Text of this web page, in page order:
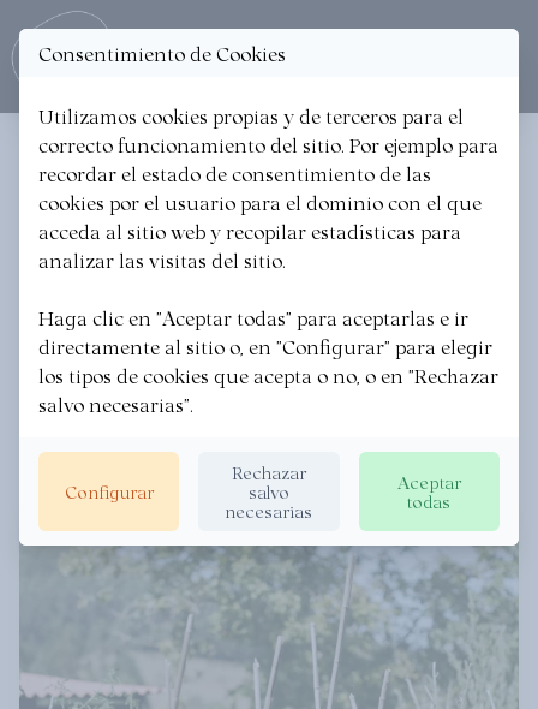
Filtrar
Ver en el mapa
60 resultados encontrados
Consentimiento de Cookies
Utilizamos cookies propias y de terceros para el
correcto funcionamiento del sitio. Por ejemplo para
recordar el estado de consentimiento de las
cookies por el usuario para el dominio con el que
acceda al sitio web y recopilar estadísticas para
analizar las visitas del sitio.
Haga clic en "Aceptar todas" para aceptarlas e ir
directamente al sitio o, en "Configurar" para elegir
los tipos de cookies que acepta o no, o en "Rechazar
salvo necesarias".
Configurar
Rechazar
salvo
necesarias
Aceptar
todas